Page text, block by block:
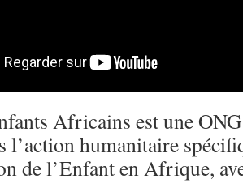
Africains est une
l’action humanitaire
de l’Enfant en Afrique,